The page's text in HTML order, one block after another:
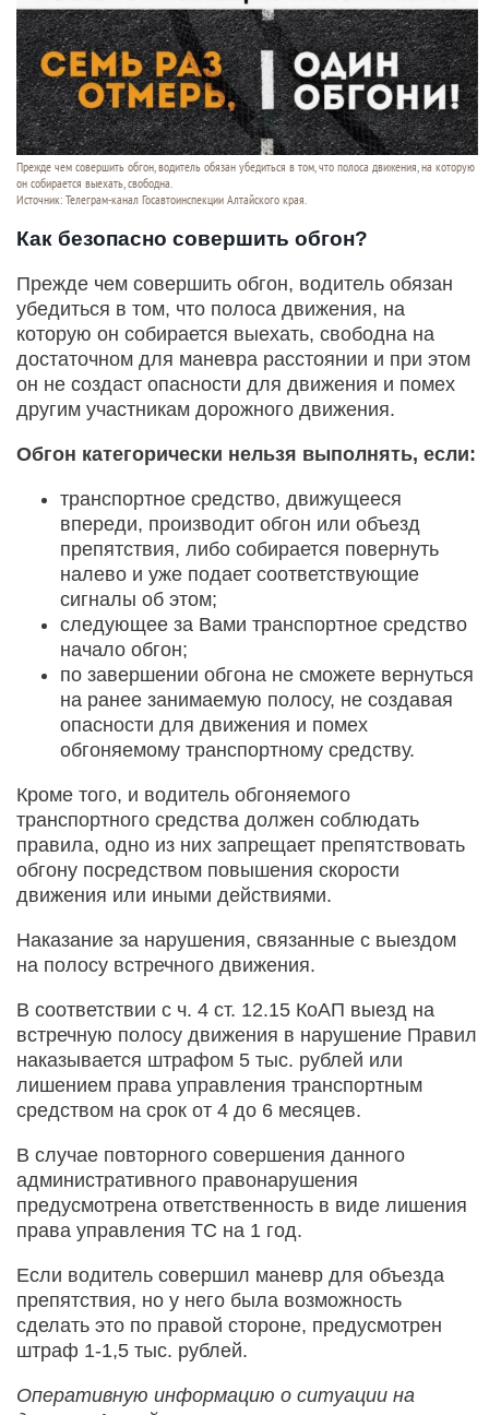
Прежде чем совершить обгон, водитель обязан убедиться в том, что полоса движения, на которую
он собирается выехать, свободна.
Источник: Телеграм-канал Госавтоинспекции Алтайского края.
Как безопасно совершить обгон?
Прежде чем совершить обгон, водитель обязан
убедиться в том, что полоса движения, на
которую он собирается выехать, свободна на
достаточном для маневра расстоянии и при этом
он не создаст опасности для движения и помех
другим участникам дорожного движения.
Обгон категорически нельзя выполнять, если:
транспортное средство, движущееся
впереди, производит обгон или объезд
препятствия, либо собирается повернуть
налево и уже подает соответствующие
сигналы об этом;
следующее за Вами транспортное средство
начало обгон;
по завершении обгона не сможете вернуться
на ранее занимаемую полосу, не создавая
опасности для движения и помех
обгоняемому транспортному средству.
Кроме того, и водитель обгоняемого
транспортного средства должен соблюдать
правила, одно из них запрещает препятствовать
обгону посредством повышения скорости
движения или иными действиями.
Наказание за нарушения, связанные с выездом
на полосу встречного движения.
В соответствии с ч. 4 ст. 12.15 КоАП выезд на
встречную полосу движения в нарушение Правил
наказывается штрафом 5 тыс. рублей или
лишением права управления транспортным
средством на срок от 4 до 6 месяцев.
В случае повторного совершения данного
административного правонарушения
предусмотрена ответственность в виде лишения
права управления ТС на 1 год.
Если водитель совершил маневр для объезда
препятствия, но у него была возможность
сделать это по правой стороне, предусмотрен
штраф 1-1,5 тыс. рублей.
Оперативную информацию о ситуации на